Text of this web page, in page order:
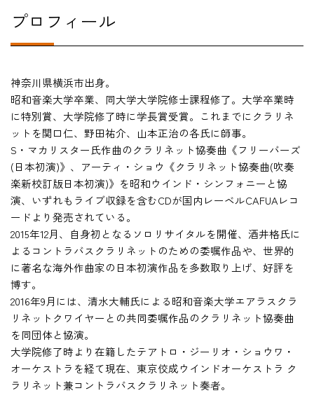
法人案内
個人情報保護方針
特定商取引法表示
このサイトについて
プロフィール
神奈川県横浜市出身。
昭和音楽大学卒業、同大学大学院修士課程修了。大学卒業時
に特別賞、大学院修了時に学長賞受賞。これまでにクラリネ
ットを関口仁、野田祐介、山本正治の各氏に師事。
S・マカリスター氏作曲のクラリネット協奏曲《フリーバーズ
(日本初演)》、アーティ・ショウ《クラリネット協奏曲(吹奏
楽新校訂版日本初演)》を昭和ウインド・シンフォニーと協
演、いずれもライブ収録を含むCDが国内レーベルCAFUAレコ
ードより発売されている。
2015年12月、自身初となるソロリサイタルを開催、酒井格氏に
よるコントラバスクラリネットのための委嘱作品や、世界的
に著名な海外作曲家の日本初演作品を多数取り上げ、好評を
博す。
2016年9月には、清水大輔氏による昭和音楽大学エアラスクラ
リネットクワイヤーとの共同委嘱作品のクラリネット協奏曲
を同団体と協演。
大学院修了時より在籍したテアトロ・ジーリオ・ショウワ・
オーケストラを経て現在、東京佼成ウインドオーケストラ ク
ラリネット兼コントラバスクラリネット奏者。